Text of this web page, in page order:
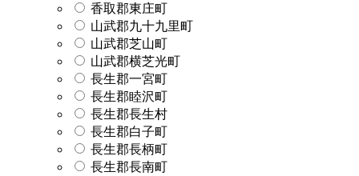
香取郡東庄町
山武郡九十九里町
山武郡芝山町
山武郡横芝光町
長生郡一宮町
長生郡睦沢町
長生郡長生村
長生郡白子町
長生郡長柄町
長生郡長南町